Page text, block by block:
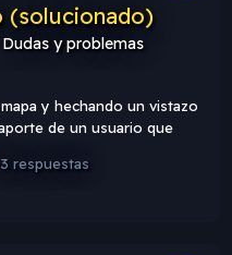
(solucionado)
Dudas y problemas
y hechando un vistazo
de un usuario que
es que extraigo todos los
un tutorial de
respuestas